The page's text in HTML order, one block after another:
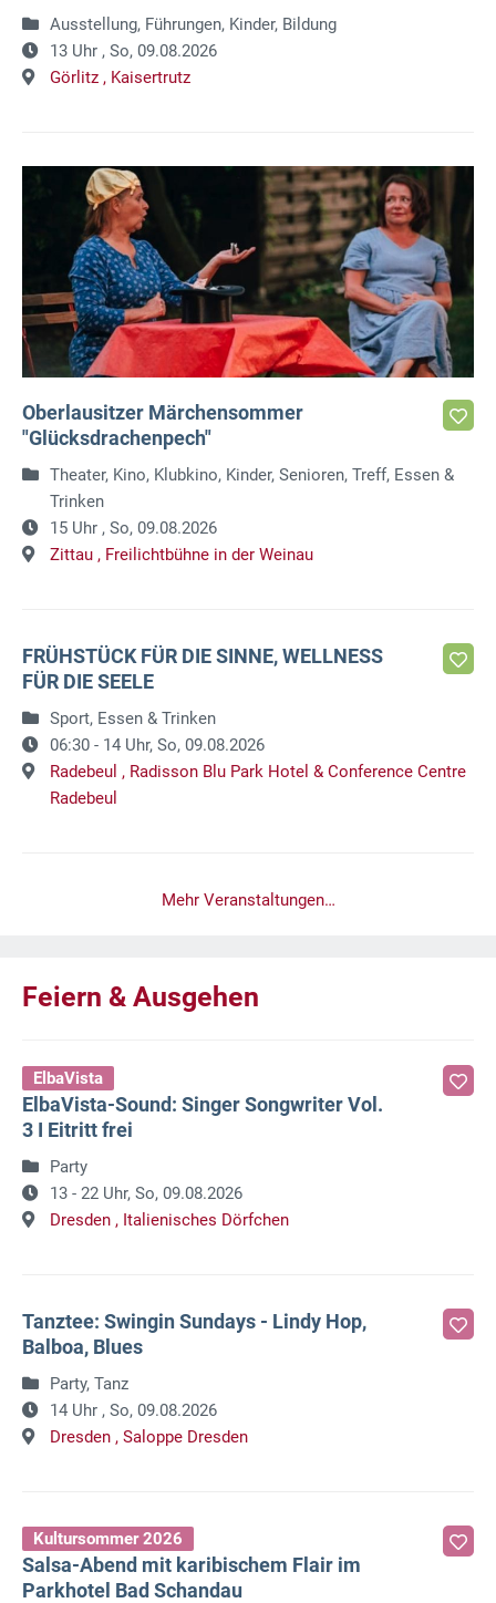
Ausstellung, Führungen, Kinder, Bildung
13 Uhr , So, 09.08.2026
Görlitz , Kaisertrutz
Oberlausitzer Märchensommer
"Glücksdrachenpech"
Theater, Kino, Klubkino, Kinder, Senioren, Treff, Essen &
Trinken
15 Uhr , So, 09.08.2026
Zittau , Freilichtbühne in der Weinau
FRÜHSTÜCK FÜR DIE SINNE, WELLNESS
FÜR DIE SEELE
Sport, Essen & Trinken
06:30 - 14 Uhr, So, 09.08.2026
Radebeul , Radisson Blu Park Hotel & Conference Centre
Radebeul
Mehr Veranstaltungen…
Feiern & Ausgehen
ElbaVista
ElbaVista-Sound: Singer Songwriter Vol.
3 I Eitritt frei
Party
13 - 22 Uhr, So, 09.08.2026
Dresden , Italienisches Dörfchen
Tanztee: Swingin Sundays - Lindy Hop,
Balboa, Blues
Party, Tanz
14 Uhr , So, 09.08.2026
Dresden , Saloppe Dresden
Kultursommer 2026
Salsa-Abend mit karibischem Flair im
Parkhotel Bad Schandau